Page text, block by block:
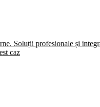
Soluții profesionale și
caz